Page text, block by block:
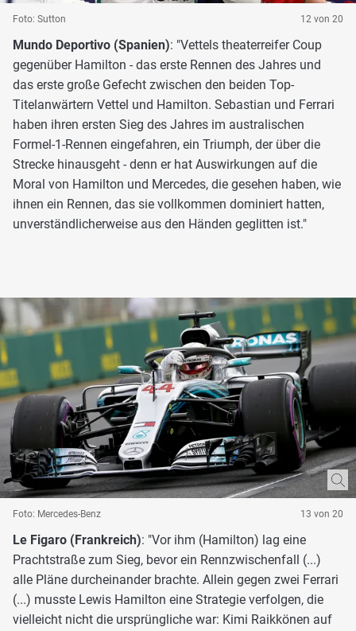
Foto: Sutton 12 von 20
Mundo Deportivo (Spanien): "Vettels theaterreifer Coup
gegenüber Hamilton - das erste Rennen des Jahres und
das erste große Gefecht zwischen den beiden Top-
Titelanwärtern Vettel und Hamilton. Sebastian und Ferrari
haben ihren ersten Sieg des Jahres im australischen
Formel-1-Rennen eingefahren, ein Triumph, der über die
Strecke hinausgeht - denn er hat Auswirkungen auf die
Moral von Hamilton und Mercedes, die gesehen haben, wie
ihnen ein Rennen, das sie vollkommen dominiert hatten,
unverständlicherweise aus den Händen geglitten ist."
Foto: Mercedes-Benz 13 von 20
Le Figaro (Frankreich): "Vor ihm (Hamilton) lag eine
Prachtstraße zum Sieg, bevor ein Rennzwischenfall (...)
alle Pläne durcheinander brachte. Allein gegen zwei Ferrari
(...) musste Lewis Hamilton eine Strategie verfolgen, die
vielleicht nicht die ursprüngliche war: Kimi Raikkönen auf